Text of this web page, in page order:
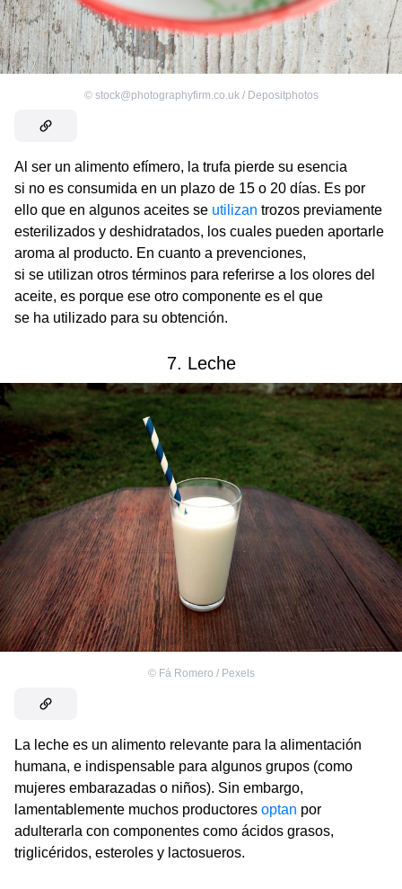
© stock@photographyfirm.co.uk / Depositphotos
Al ser un alimento efímero, la trufa pierde su esencia
si no es consumida en un plazo de 15 o 20 días. Es por
ello que en algunos aceites se utilizan trozos previamente
esterilizados y deshidratados, los cuales pueden aportarle
aroma al producto. En cuanto a prevenciones,
si se utilizan otros términos para referirse a los olores del
aceite, es porque ese otro componente es el que
se ha utilizado para su obtención.
7. Leche
© Fá Romero / Pexels
La leche es un alimento relevante para la alimentación
humana, e indispensable para algunos grupos (como
mujeres embarazadas o niños). Sin embargo,
lamentablemente muchos productores optan por
adulterarla con componentes como ácidos grasos,
triglicéridos, esteroles y lactosueros.